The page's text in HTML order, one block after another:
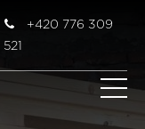
+420 776 309
521